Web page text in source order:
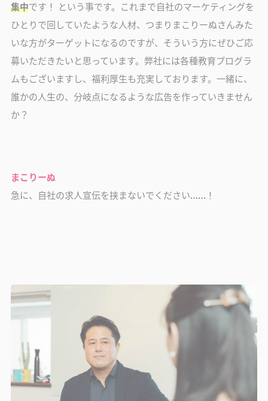
集中です！ という事です。これまで自社のマーケティングを
ひとりで回していたような人材、つまりまこりーぬさんみた
いな方がターゲットになるのですが、そういう方にぜひご応
募いただきたいと思っています。弊社には各種教育プログラ
ムもございますし、福利厚生も充実しております。一緒に、
誰かの人生の、分岐点になるような広告を作っていきません
か？
まこりーぬ
急に、自社の求人宣伝を挟まないでください……！